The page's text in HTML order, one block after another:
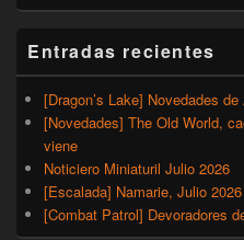
Entradas recientes
[Dragon’s Lake] Novedades
[Novedades] The Old World,
viene
Noticiero Miniaturil Julio 2026
[Escalada] Namarie, Julio 2026
[Combat Patrol] Devoradores